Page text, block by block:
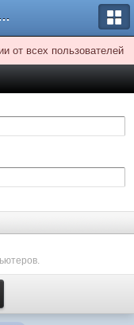
- Форумы
от всех пользователей